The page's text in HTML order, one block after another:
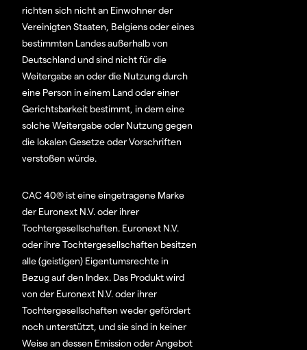
richten sich nicht an Einwohner der
Vereinigten Staaten, Belgiens oder eines
bestimmten Landes außerhalb von
Deutschland und sind nicht für die
Weitergabe an oder die Nutzung durch
eine Person in einem Land oder einer
Gerichtsbarkeit bestimmt, in dem eine
solche Weitergabe oder Nutzung gegen
die lokalen Gesetze oder Vorschriften
verstoßen würde.
CAC 40® ist eine eingetragene Marke
der Euronext N.V. oder ihrer
Tochtergesellschaften. Euronext N.V.
oder ihre Tochtergesellschaften besitzen
alle (geistigen) Eigentumsrechte in
Bezug auf den Index. Das Produkt wird
von der Euronext N.V. oder ihrer
Tochtergesellschaften weder gefördert
noch unterstützt, und sie sind in keiner
Weise an dessen Emission oder Angebot